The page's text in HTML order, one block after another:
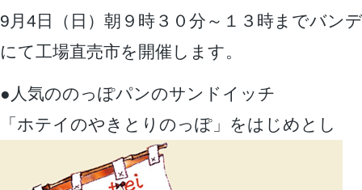
9月4日（日）朝９時３０分～１３時までバン
にて工場直売市を開催します。
●人気ののっぽパンのサンドイッチ
「ホテイのやきとりのっぽ」をはじめとし